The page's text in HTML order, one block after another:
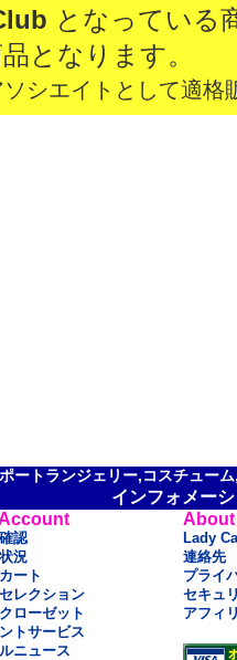
となっている
となります。
シエイトとして適格
ートランジェリー,コスチュー
インフォメー
認
況
ート
レクション
ローゼット
トサービス
ニュース
About
Lady
連絡先
プライ
セキュ
アフィ